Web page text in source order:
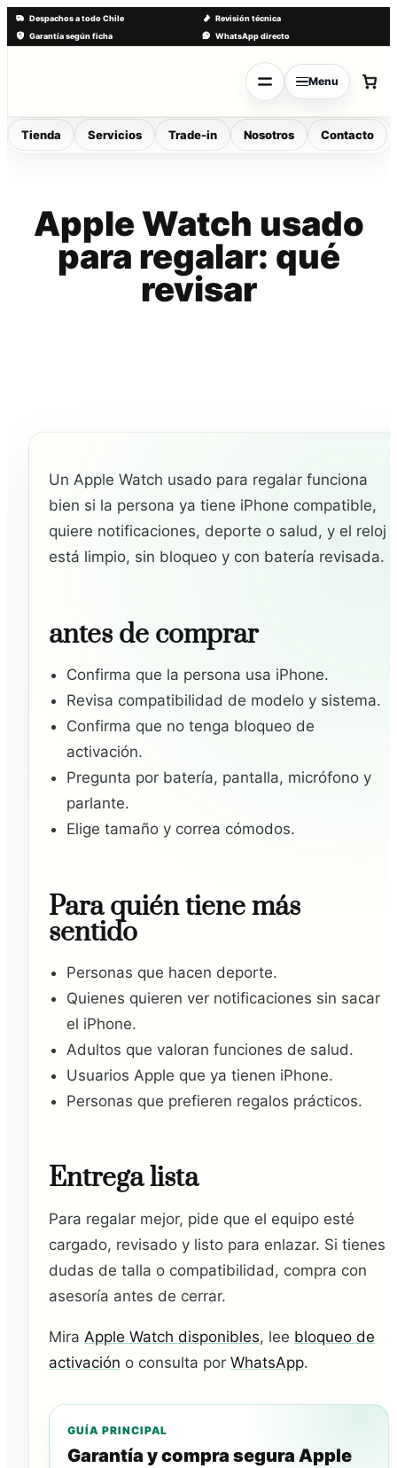
Despachos a todo Chile
Revisión técnica
Garantía según ficha
WhatsApp directo
Menu
Tienda Servicios Trade-in Nosotros Contacto
Apple Watch usado
para regalar: qué
revisar
Un Apple Watch usado para regalar funciona
bien si la persona ya tiene iPhone compatible,
quiere notificaciones, deporte o salud, y el reloj
está limpio, sin bloqueo y con batería revisada.
antes de comprar
Confirma que la persona usa iPhone.
Revisa compatibilidad de modelo y sistema.
Confirma que no tenga bloqueo de
activación.
Pregunta por batería, pantalla, micrófono y
parlante.
Elige tamaño y correa cómodos.
Para quién tiene más
sentido
Personas que hacen deporte.
Quienes quieren ver notificaciones sin sacar
el iPhone.
Adultos que valoran funciones de salud.
Usuarios Apple que ya tienen iPhone.
Personas que prefieren regalos prácticos.
Entrega lista
Para regalar mejor, pide que el equipo esté
cargado, revisado y listo para enlazar. Si tienes
dudas de talla o compatibilidad, compra con
asesoría antes de cerrar.
Mira Apple Watch disponibles, lee bloqueo de
activación o consulta por WhatsApp.
GUÍA PRINCIPAL
Garantía y compra segura Apple